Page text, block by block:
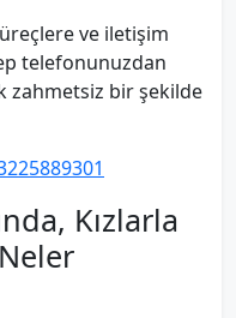
ve iletişim
telefonunuzdan
zahmetsiz bir şekilde
Kızlarla